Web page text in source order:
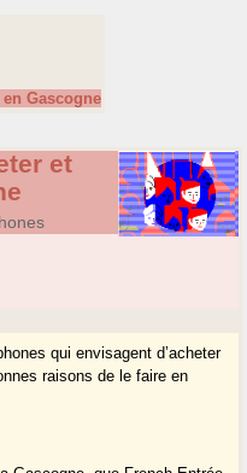
Gascogne
et
qui envisagent d’acheter
raisons de le faire en